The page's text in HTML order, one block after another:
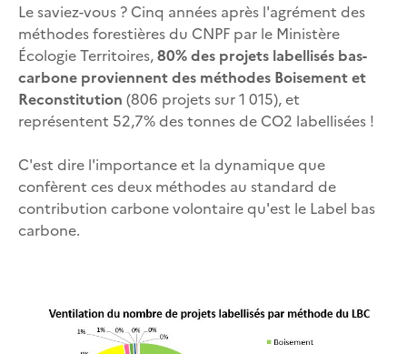
Le saviez-vous ? Cinq années après l'agrément des
méthodes forestières du CNPF par le Ministère
Écologie Territoires,80% des projets labellisés bas-
carbone proviennent des méthodes Boisement et
Reconstitution (806 projets sur 1 015), et
représentent 52,7% des tonnes de CO2 labellisées !
C'est dire l'importance et la dynamique que
confèrent ces deux méthodes au standard de
contribution carbone volontaire qu'est le Label bas
carbone.